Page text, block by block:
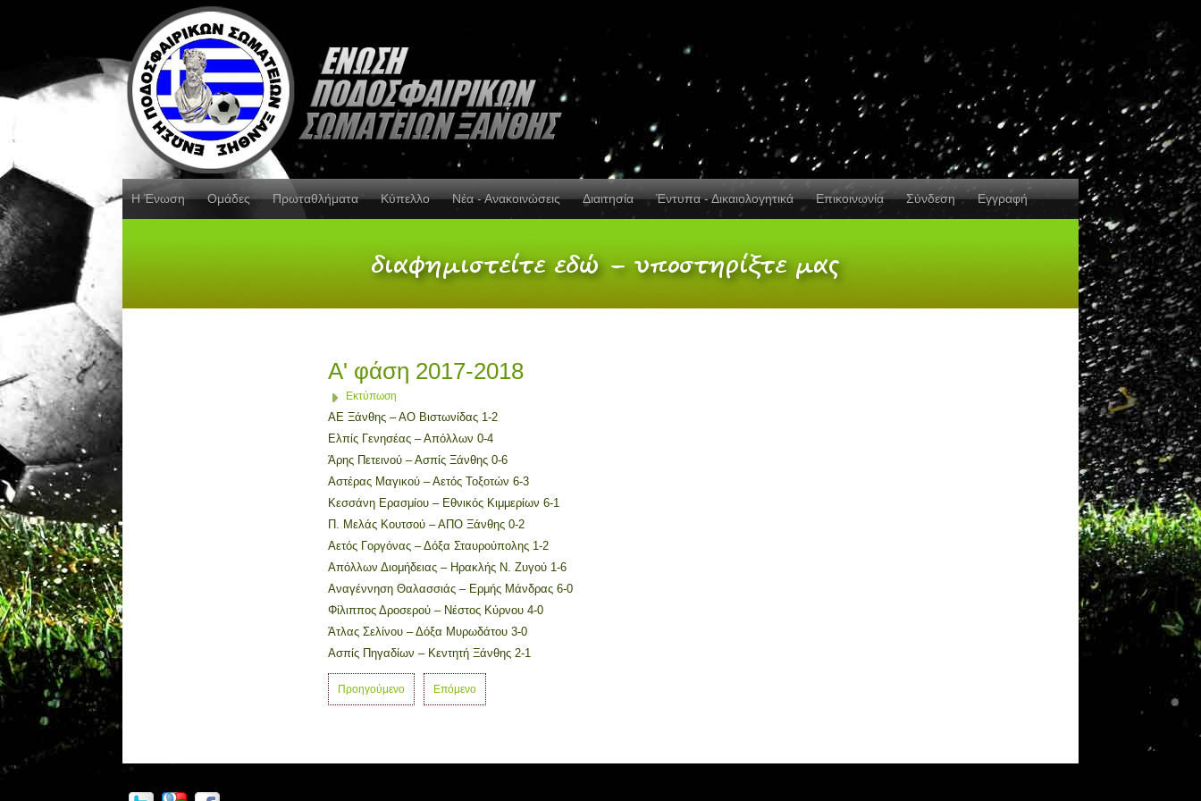
Η Ένωση Ομάδες Πρωταθλήματα Κύπελλο Νέα - Ανακοινώσεις Διαιτησία Έντυπα - Δικαιολογητικά Επικοινωνία Σύνδεση Εγγραφή
Α' φάση 2017-2018
Εκτύπωση
ΑΕ Ξάνθης – ΑΟ Βιστωνίδας 1-2
Ελπίς Γενησέας – Απόλλων 0-4
Άρης Πετεινού – Ασπίς Ξάνθης 0-6
Αστέρας Μαγικού – Αετός Τοξοτών 6-3
Κεσσάνη Ερασμίου – Εθνικός Κιμμερίων 6-1
Π. Μελάς Κουτσού – ΑΠΟ Ξάνθης 0-2
Αετός Γοργόνας – Δόξα Σταυρούπολης 1-2
Απόλλων Διομήδειας – Ηρακλής Ν. Ζυγού 1-6
Αναγέννηση Θαλασσιάς – Ερμής Μάνδρας 6-0
Φίλιππος Δροσερού – Νέστος Κύρνου 4-0
Άτλας Σελίνου – Δόξα Μυρωδάτου 3-0
Ασπίς Πηγαδίων – Κεντητή Ξάνθης 2-1
Προηγούμενο Επόμενο